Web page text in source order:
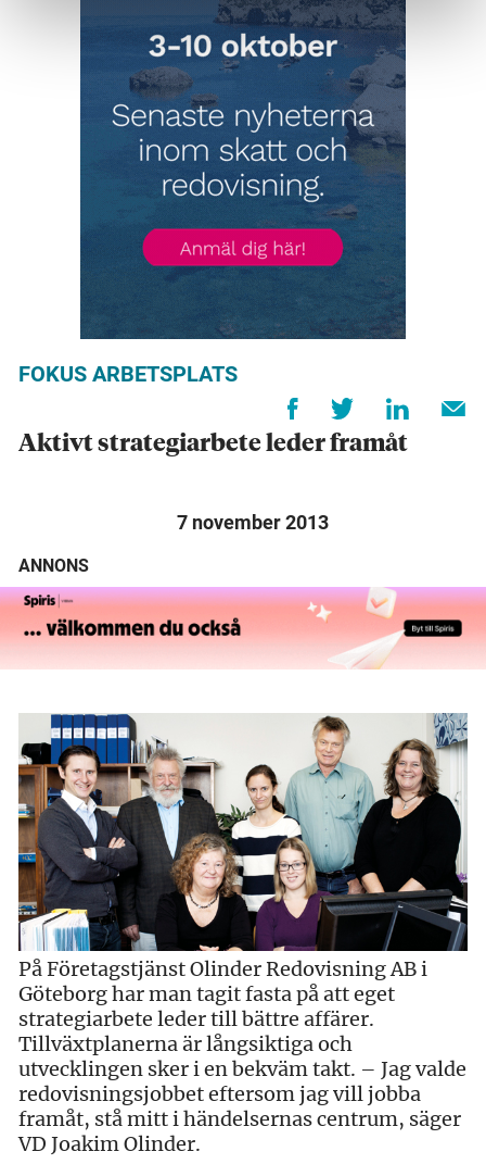
FOKUS ARBETSPLATS
Aktivt strategiarbete leder framåt
7 november 2013
ANNONS
På Företagstjänst Olinder Redovisning AB i
Göteborg har man tagit fasta på att eget
strategiarbete leder till bättre affärer.
Tillväxtplanerna är långsiktiga och
utvecklingen sker i en bekväm takt. – Jag valde
redovisningsjobbet eftersom jag vill jobba
framåt, stå mitt i händelsernas centrum, säger
VD Joakim Olinder.